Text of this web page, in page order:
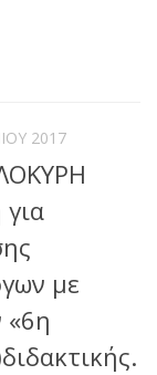
2017
με
«6η